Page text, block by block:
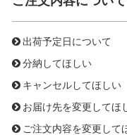
出荷予定日について
分納してほしい
キャンセルしてほしい
お届け先を変更してほ
ご注文内容を変更して